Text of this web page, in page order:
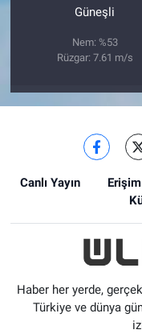
Güneşli
Nem: %53
Rüzgar: 7.61 m/s
Canlı Yayın
Haber her yerde,
Türkiye ve dünya